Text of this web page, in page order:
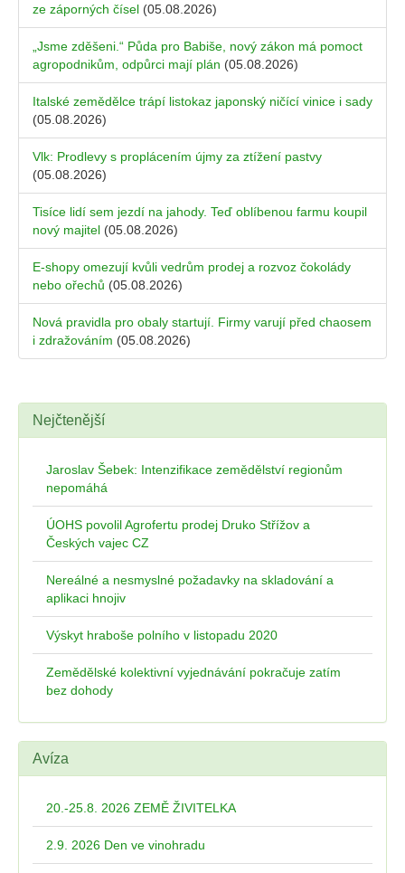
ze záporných čísel (05.08.2026)
„Jsme zděšeni.“ Půda pro Babiše, nový zákon má pomoct
agropodnikům, odpůrci mají plán (05.08.2026)
Italské zemědělce trápí listokaz japonský ničící vinice i sady
(05.08.2026)
Vlk: Prodlevy s proplácením újmy za ztížení pastvy
(05.08.2026)
Tisíce lidí sem jezdí na jahody. Teď oblíbenou farmu koupil
nový majitel (05.08.2026)
E-shopy omezují kvůli vedrům prodej a rozvoz čokolády
nebo ořechů (05.08.2026)
Nová pravidla pro obaly startují. Firmy varují před chaosem
i zdražováním (05.08.2026)
Nejčtenější
Jaroslav Šebek: Intenzifikace zemědělství regionům
nepomáhá
ÚOHS povolil Agrofertu prodej Druko Střížov a
Českých vajec CZ
Nereálné a nesmyslné požadavky na skladování a
aplikaci hnojiv
Výskyt hraboše polního v listopadu 2020
Zemědělské kolektivní vyjednávání pokračuje zatím
bez dohody
Avíza
20.-25.8. 2026 ZEMĚ ŽIVITELKA
2.9. 2026 Den ve vinohradu